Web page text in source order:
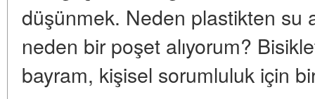
düşünmek. Neden plastikten su
neden bir poşet alıyorum?
bayram, kişisel sorumluluk için